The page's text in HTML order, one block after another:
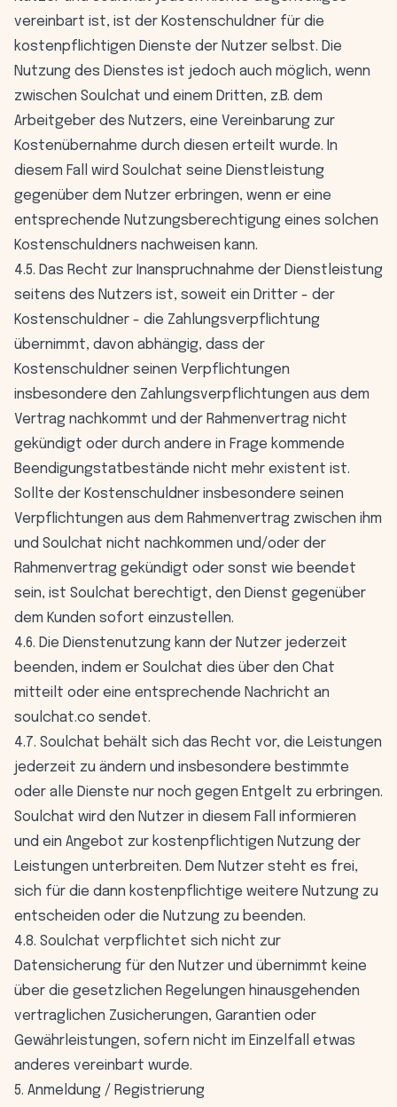
vereinbart ist, ist der Kostenschuldner für die
kostenpflichtigen Dienste der Nutzer selbst. Die
Nutzung des Dienstes ist jedoch auch möglich, wenn
zwischen Soulchat und einem Dritten, z.B. dem
Arbeitgeber des Nutzers, eine Vereinbarung zur
Kostenübernahme durch diesen erteilt wurde. In
diesem Fall wird Soulchat seine Dienstleistung
gegenüber dem Nutzer erbringen, wenn er eine
entsprechende Nutzungsberechtigung eines solchen
Kostenschuldners nachweisen kann.
4.5. Das Recht zur Inanspruchnahme der Dienstleistung
seitens des Nutzers ist, soweit ein Dritter - der
Kostenschuldner - die Zahlungsverpflichtung
übernimmt, davon abhängig, dass der
Kostenschuldner seinen Verpflichtungen
insbesondere den Zahlungsverpflichtungen aus dem
Vertrag nachkommt und der Rahmenvertrag nicht
gekündigt oder durch andere in Frage kommende
Beendigungstatbestände nicht mehr existent ist.
Sollte der Kostenschuldner insbesondere seinen
Verpflichtungen aus dem Rahmenvertrag zwischen ihm
und Soulchat nicht nachkommen und/oder der
Rahmenvertrag gekündigt oder sonst wie beendet
sein, ist Soulchat berechtigt, den Dienst gegenüber
dem Kunden sofort einzustellen.
4.6. Die Dienstenutzung kann der Nutzer jederzeit
beenden, indem er Soulchat dies über den Chat
mitteilt oder eine entsprechende Nachricht an
soulchat.co sendet.
4.7. Soulchat behält sich das Recht vor, die Leistungen
jederzeit zu ändern und insbesondere bestimmte
oder alle Dienste nur noch gegen Entgelt zu erbringen.
Soulchat wird den Nutzer in diesem Fall informieren
und ein Angebot zur kostenpflichtigen Nutzung der
Leistungen unterbreiten. Dem Nutzer steht es frei,
sich für die dann kostenpflichtige weitere Nutzung zu
entscheiden oder die Nutzung zu beenden.
4.8. Soulchat verpflichtet sich nicht zur
Datensicherung für den Nutzer und übernimmt keine
über die gesetzlichen Regelungen hinausgehenden
vertraglichen Zusicherungen, Garantien oder
Gewährleistungen, sofern nicht im Einzelfall etwas
anderes vereinbart wurde.
5. Anmeldung / Registrierung